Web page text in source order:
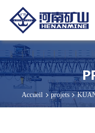
Accueil projets
transfert sans rails de 30